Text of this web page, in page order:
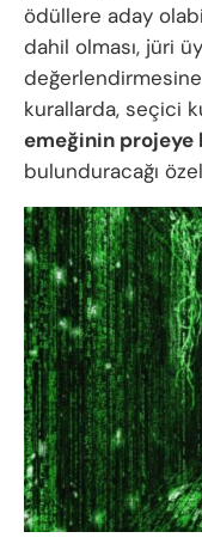
ödüllere aday
dahil olması, jüri
kurallarda, seçici
emeğinin projeye
bulunduracağı